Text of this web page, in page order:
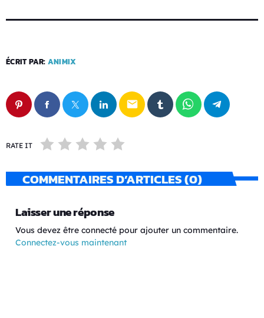
ÉCRIT PAR: ANIMIX
email
RATE IT
COMMENTAIRES D’ARTICLES (0)
Laisser une réponse
Vous devez être connecté pour ajouter un commentaire.
Connectez-vous maintenant